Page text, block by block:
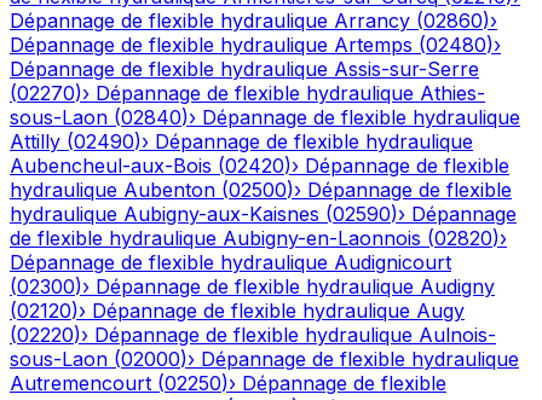
Dépannage de flexible hydraulique Arrancy (02860)›
Dépannage de flexible hydraulique Artemps (02480)›
Dépannage de flexible hydraulique Assis-sur-Serre
(02270)› Dépannage de flexible hydraulique Athies-
sous-Laon (02840)› Dépannage de flexible hydraulique
Attilly (02490)› Dépannage de flexible hydraulique
Aubencheul-aux-Bois (02420)› Dépannage de flexible
hydraulique Aubenton (02500)› Dépannage de flexible
hydraulique Aubigny-aux-Kaisnes (02590)› Dépannage
de flexible hydraulique Aubigny-en-Laonnois (02820)›
Dépannage de flexible hydraulique Audignicourt
(02300)› Dépannage de flexible hydraulique Audigny
(02120)› Dépannage de flexible hydraulique Augy
(02220)› Dépannage de flexible hydraulique Aulnois-
sous-Laon (02000)› Dépannage de flexible hydraulique
Autremencourt (02250)› Dépannage de flexible